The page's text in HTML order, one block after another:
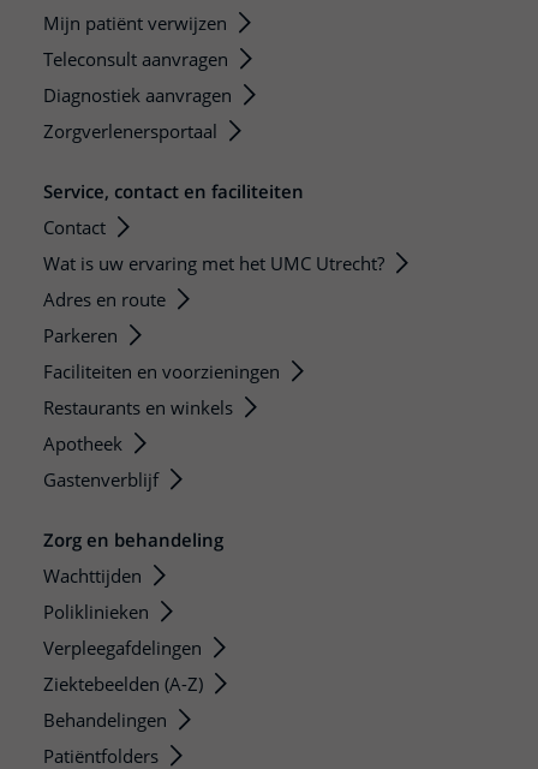
Mijn patiënt verwijzen
Teleconsult aanvragen
Diagnostiek aanvragen
Zorgverlenersportaal
Service, contact en faciliteiten
Contact
Wat is uw ervaring met het UMC Utrecht?
Adres en route
Parkeren
Faciliteiten en voorzieningen
Restaurants en winkels
Apotheek
Gastenverblijf
Zorg en behandeling
Wachttijden
Poliklinieken
Verpleegafdelingen
Ziektebeelden (A-Z)
Behandelingen
Patiëntfolders